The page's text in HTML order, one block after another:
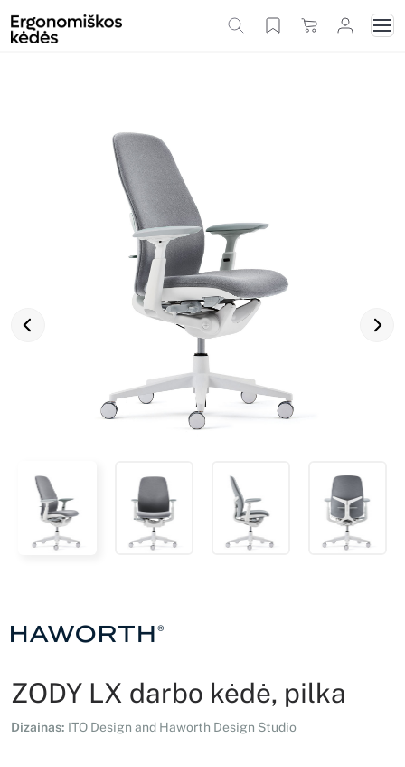
ZODY LX darbo kėdė, pilka
Dizainas: ITO Design and Haworth Design Studio